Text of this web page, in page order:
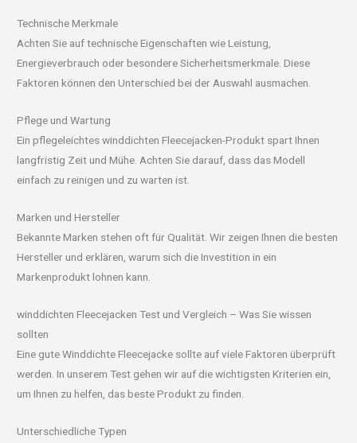
Technische Merkmale
Achten Sie auf technische Eigenschaften wie Leistung,
Energieverbrauch oder besondere Sicherheitsmerkmale. Diese
Faktoren können den Unterschied bei der Auswahl ausmachen.
Pflege und Wartung
Ein pflegeleichtes winddichten Fleecejacken-Produkt spart Ihnen
langfristig Zeit und Mühe. Achten Sie darauf, dass das Modell
einfach zu reinigen und zu warten ist.
Marken und Hersteller
Bekannte Marken stehen oft für Qualität. Wir zeigen Ihnen die besten
Hersteller und erklären, warum sich die Investition in ein
Markenprodukt lohnen kann.
winddichten Fleecejacken Test und Vergleich – Was Sie wissen
sollten
Eine gute Winddichte Fleecejacke sollte auf viele Faktoren überprüft
werden. In unserem Test gehen wir auf die wichtigsten Kriterien ein,
um Ihnen zu helfen, das beste Produkt zu finden.
Unterschiedliche Typen